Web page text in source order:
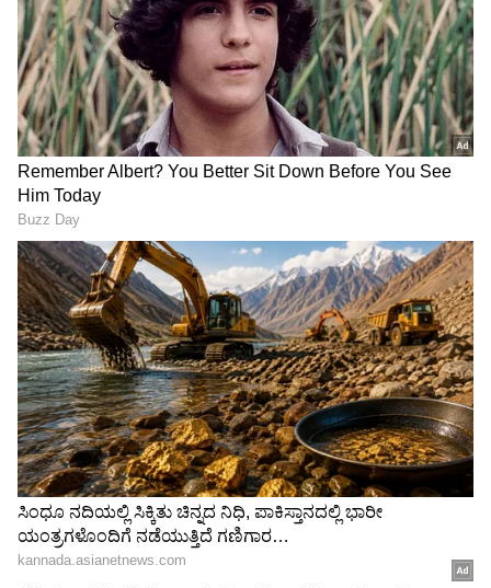
ಸಂಗಾತಿಯಾಗಿದ್ದ, ಇಟಾಲಿಯನ್ ಪತ್ರಕರ್ತ ಮತ್ತು ಟಿವಿ
ನಿರೂಪಕ ಆಂಡ್ರಿಯಾ ಜಿಯಾಂಬ್ರುನೊ. ಇಬ್ಬರೂ ಮೊದಲ
ಬಾರಿ 2014ರಲ್ಲಿ ಟಿವಿ ಸ್ಟುಡಿಯೋದಲ್ಲಿ ಭೇಟಿಯಾದರು. ಅದೇ
ಸ್ಟುಡಿಯೋಗೆ ಅತಿಥಿಯಾಗಿ ಬಂದಿದ್ದ ಮೆಲೋನಿ ಮತ್ತು
ಪತ್ರಕರ್ತನಾಗಿ ಕೆಲಸ ಮಾಡುತ್ತಿದ್ದ ಜಿಯಾಂಬ್ರುನೊ ನಡುವಿನ
ಪರಿಚಯ ಕ್ರಮೇಣ ಗಾಢ ಸಂಬಂಧವಾಗಿ ಬೆಳೆಯಿತು.
Related Articles
Giorgia Meloni praises Narendra Modi: ದಶಕ
ಕಳೆದರೂ ಕುಸಿಯದ ಮೋದಿ ಜನಪ್ರಿಯತೆ; ಮೆಲೋನಿ
ಮೆಚ್ಚುಗೆ
Modi Chocolate Politics: ಪ್ರಧಾನಿ ಮೋದಿ-
ಜಾರ್ಜಿಯಾ ಮೆಲೋನಿ ಭೇಟಿ ಬಗ್ಗೆ ಪ್ರಿಯಾಂಕ್ ಖರ್ಗೆ
ಶಾಕಿಂಗ್ ಹೇಳಿಕೆ
3
6